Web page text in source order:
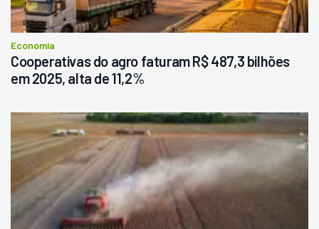
Economia
Cooperativas do agro faturam R$ 487,3 bilhões
em 2025, alta de 11,2%